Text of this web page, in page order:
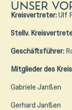
Unser
Kreisvertreter:Ulf
Stellv.
Geschäftsführer:
Mitglieder des
Gabriele Janßen
Gerhard Janßen